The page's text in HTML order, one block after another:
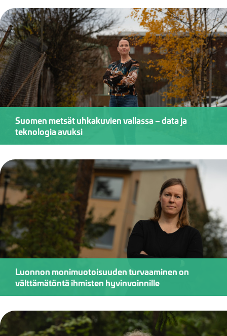
Suomen metsät uhkakuvien vallassa – data ja
teknologia avuksi
Luonnon monimuotoisuuden turvaaminen on
välttämätöntä ihmisten hyvinvoinnille